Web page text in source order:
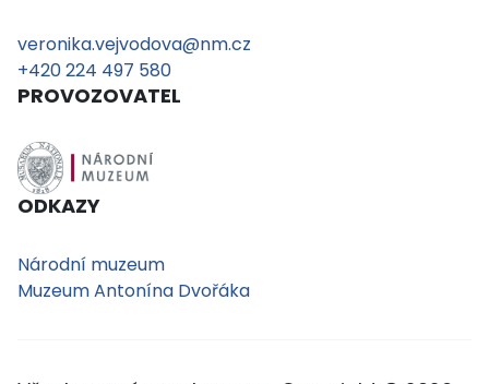
veronika.vejvodova@nm.cz
+420 224 497 580
PROVOZOVATEL
ODKAZY
Národní muzeum
Muzeum Antonína Dvořáka